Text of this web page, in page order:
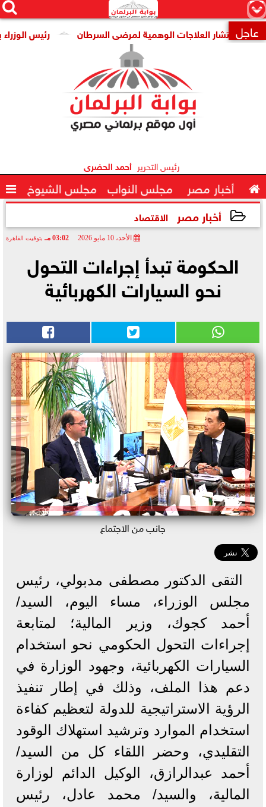
×


 عاجل رئيس الوزراء العلاجات الوهمية لمرضى السرطان
رئيس التحرير أحمد الحضرى
 أخبار مصر مجلس النواب مجلس الشيوخ 
أخبار مصر الاقتصاد
الأحد، 10 مايو 2026 03:02 مـ بتوقيت القاهرة
الحكومة تبدأ إجراءات التحول
نحو السيارات الكهربائية
جانب من الاجتماع
التقى الدكتور مصطفى مدبولي، رئيس
مجلس الوزراء، مساء اليوم، السيد/
أحمد كجوك، وزير المالية؛ لمتابعة
إجراءات التحول الحكومي نحو استخدام
السيارات الكهربائية، وجهود الوزارة في
دعم هذا الملف، وذلك في إطار تنفيذ
الرؤية الاستراتيجية للدولة لتعظيم كفاءة
استخدام الموارد وترشيد استهلاك الوقود
التقليدي، وحضر اللقاء كل من السيد/
أحمد عبدالرازق، الوكيل الدائم لوزارة
المالية، والسيد/ محمد عادل، رئيس